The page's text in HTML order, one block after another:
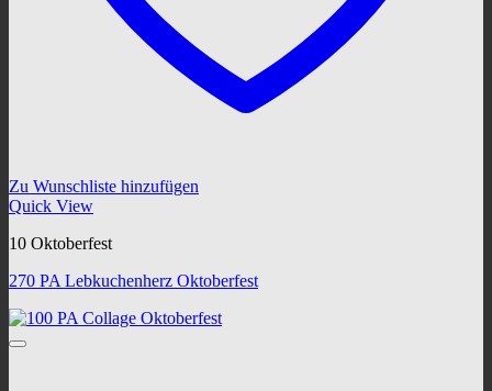
Zu Wunschliste hinzufügen
Quick View
10 Oktoberfest
270 PA Lebkuchenherz Oktoberfest